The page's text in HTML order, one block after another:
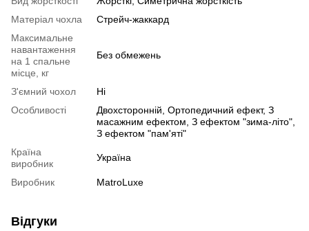
Матеріал чохла
Стрейч-жаккард
Максимальне
навантаження
на 1 спальне
місце, кг
Без обмежень
З'ємний чохол
Ні
Особливості
Двохсторонній Ортопедичний ефект, З
масажним ефектом З ефектом "зима-літо"
З ефектом "пам'яті"
Країна
виробник
Україна
Виробник MatroLuxe
Відгуки